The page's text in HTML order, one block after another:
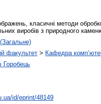
класичні методи
виробів з природного
факультет > Кафедра
Горобець
id/eprint/48149